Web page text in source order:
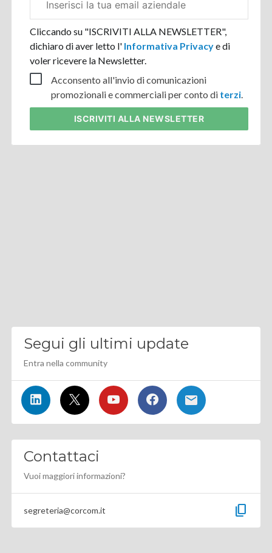
aziendale
Cliccando su "ISCRIVITI ALLA NEWSLETTER",
dichiaro di aver letto l' Informativa Privacye di
voler ricevere la Newsletter.
Acconsento all'invio di comunicazioni
promozionali e commerciali per conto di terzi.
ISCRIVITI ALLA NEWSLETTER
Segui gli ultimi update
Entra nella community
Contattaci
Vuoi maggiori informazioni?
segreteria@corcom.it content_copy